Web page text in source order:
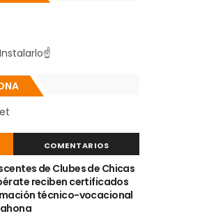
COMENTARIOS
de Clubes de Chicas
reciben certificados
técnico-vocacional